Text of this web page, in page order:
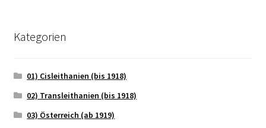
Kategorien
01) Cisleithanien (bis 1918)
02) Transleithanien (bis 1918)
03) Österreich (ab 1919)